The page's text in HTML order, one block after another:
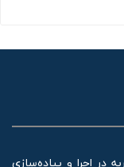
در اجرا و پیاده‌سازی